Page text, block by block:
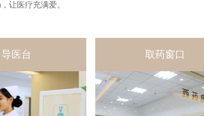
让医疗充满爱。
导医台 取药窗口